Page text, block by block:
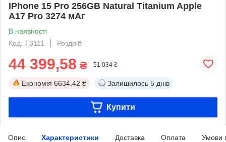
IPhone 15 Pro 256GB Natural Titanium Apple
A17 Pro 3274 мАг
В наявності
Код: T3111
Роздріб
44 399,58 ₴ 51 034 ₴
Економія 6634.42 ₴ Залишилось 5 днів
Купити
Опис Характеристики Доставка Оплата Умови